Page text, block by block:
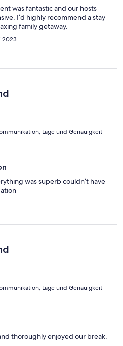
Nacht
pro Nacht
was fantastic and our hosts
I’d highly recommend a stay
family getaway.
2023
Lage und Genauigkeit
was superb couldn’t have
Lage und Genauigkeit
thoroughly enjoyed our break.